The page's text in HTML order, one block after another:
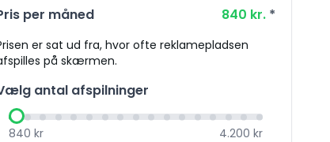
per måned 840 kr. *
er sat ud fra, hvor ofte reklamepladsen
på skærmen.
antal afspilninger
840 kr 4.200 kr